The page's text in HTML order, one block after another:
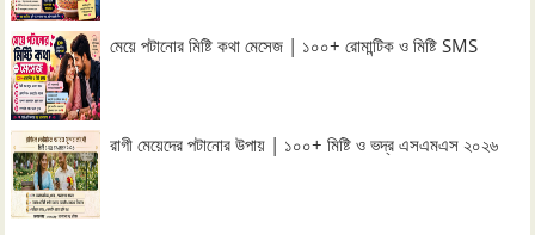
মেয়ে পটানোর মিষ্টি কথা মেসেজ | ১০০+ রোমান্টিক ও মিষ্টি SMS
রাগী মেয়েদের পটানোর উপায় | ১০০+ মিষ্টি ও ভদ্র এসএমএস ২০২৬